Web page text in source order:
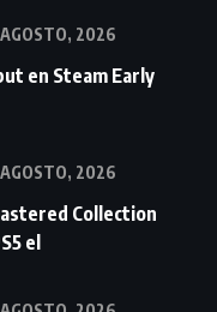
2026
en Steam Early
2026
Collection
el